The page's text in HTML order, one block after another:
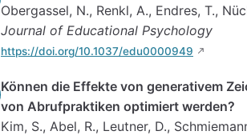
Obergassel, N., Renkl, A., Endres, T.,
Journal of Educational Psychology
https://doi.org/10.1037/edu0000949
Können die Effekte von generativem
von Abrufpraktiken optimiert werden?
Kim, S., Abel, R., Leutner, D.,